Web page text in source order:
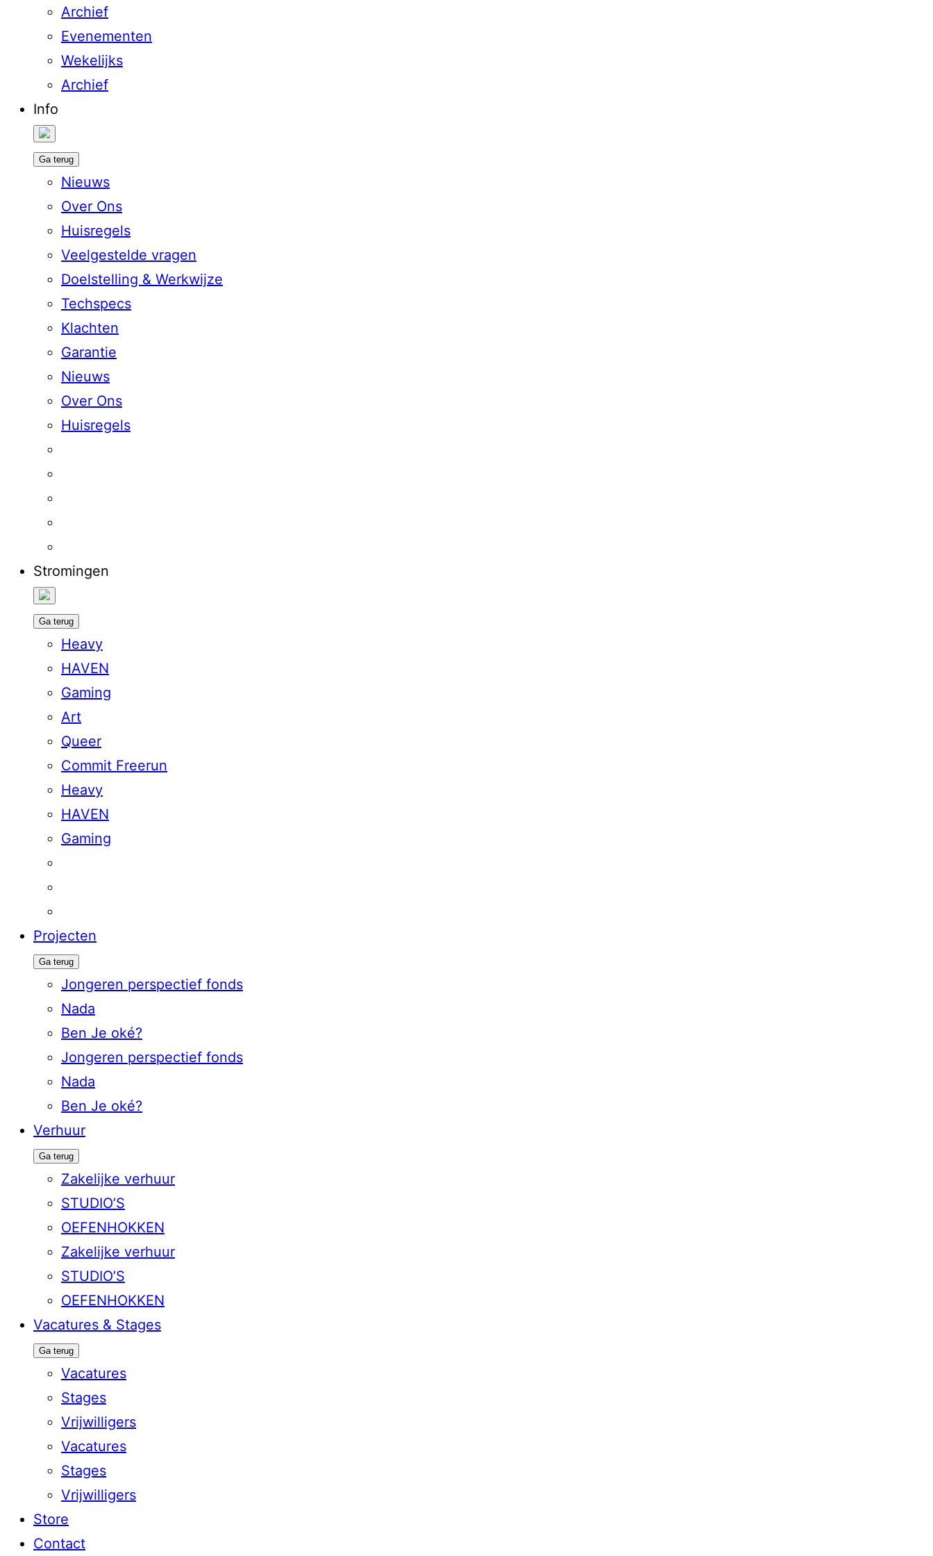
Archief
Evenementen
Wekelijks
Archief
Info
Ga terug
Nieuws
Over Ons
Huisregels
Veelgestelde vragen
Doelstelling & Werkwijze
Techspecs
Klachten
Garantie
Nieuws
Over Ons
Huisregels
Stromingen
Ga terug
Heavy
HAVEN
Gaming
Art
Queer
Commit Freerun
Heavy
HAVEN
Gaming
Projecten
Ga terug
Jongeren perspectief fonds
Nada
Ben Je oké?
Jongeren perspectief fonds
Nada
Ben Je oké?
Verhuur
Ga terug
Zakelijke verhuur
STUDIO’S
OEFENHOKKEN
Zakelijke verhuur
STUDIO’S
OEFENHOKKEN
Vacatures & Stages
Ga terug
Vacatures
Stages
Vrijwilligers
Vacatures
Stages
Vrijwilligers
Store
Contact